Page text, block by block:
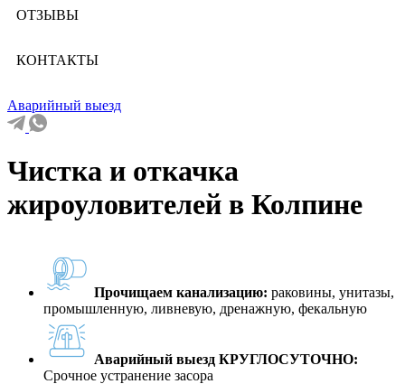
ОТЗЫВЫ
КОНТАКТЫ
Аварийный выезд
Чистка и откачка
жироуловителей в Колпине
Прочищаем канализацию: раковины, унитазы,
промышленную, ливневую, дренажную, фекальную
Аварийный выезд КРУГЛОСУТОЧНО:
Срочное устранение засора